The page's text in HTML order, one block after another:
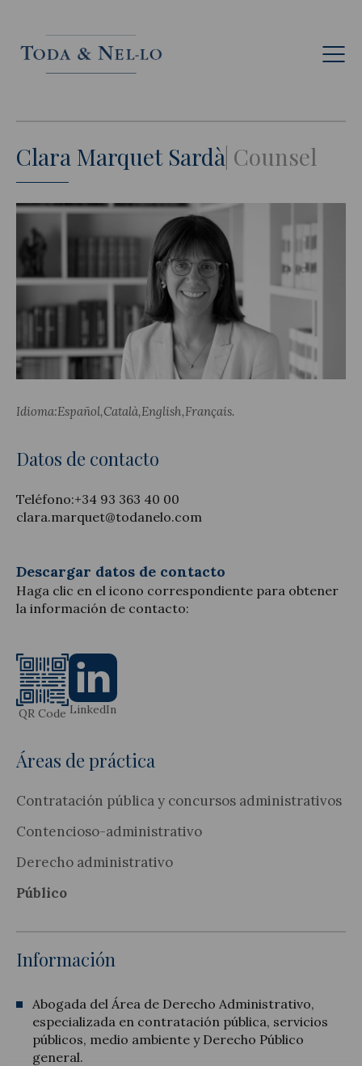
Esp
Actualidad jurídica
Clara Marquet Sardà Counsel
Idioma:Español Català English Français
Datos de contacto
Teléfono:+34 93 363 40 00
clara.marquet@todanelo.com
Descargar datos de contacto
Haga clic en el icono correspondiente para obtener
la información de contacto:
QR Code LinkedIn
Áreas de práctica
Contratación pública y concursos administrativos
Contencioso-administrativo
Derecho administrativo
Público
Información
Abogada del Área de Derecho Administrativo,
especializada en contratación pública, servicios
públicos, medio ambiente y Derecho Público
general.